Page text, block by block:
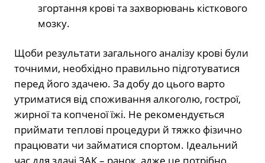
згортання крові та захворювань кісткового
мозку.
Щоби результати загального аналізу крові були
точними, необхідно правильно підготуватися
перед його здачею. За добу до цього варто
утриматися від споживання алкоголю, гострої,
жирної та копченої їжі. Не рекомендується
приймати теплові процедури й тяжко фізично
працювати чи займатися спортом. Ідеальний
час для здачі ЗАК – ранок, адже це потрібно